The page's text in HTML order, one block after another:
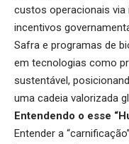
custos operacionais via
incentivos
Safra e programas de
em tecnologias como
sustentável,
uma cadeia valorizada
Entendendo o esse
Entender a